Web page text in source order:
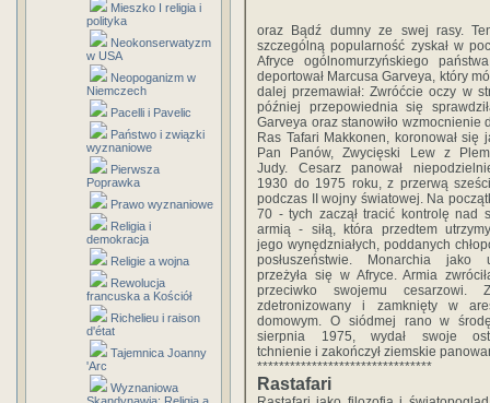
Mieszko I religia i
polityka
Neokonserwatyzm
w USA
Neopoganizm w
Niemczech
Pacelli i Pavelic
Państwo i związki
wyznaniowe
Pierwsza
Poprawka
Prawo wyznaniowe
Religia i
demokracja
Religie a wojna
Rewolucja
francuska a Kościół
Richelieu i raison
d'état
Tajemnica Joanny
'Arc
Wyznaniowa
oraz Bądź dumny ze swej rasy.
szczególną popularność zyskał w
Afryce ogólnomurzyńskiego
deportował Marcusa Garveya, który
dalej przemawiał: Zwróćcie oczy w
później przepowiednia się
Garveya oraz stanowiło
Ras Tafari Makkonen, koronował
Pan Panów, Zwycięski Lew z
Judy. Cesarz panował
1930 do 1975 roku, z przerwą
podczas II wojny światowej. Na
70 - tych zaczął tracić kontrolę nad
armią - siłą, która przedtem
jego wynędzniałych, poddanych
posłuszeństwie. Monarchia jako
przeżyła się w Afryce. Armia
przeciwko swojemu cesarzowi.
zdetronizowany i zamknięty w
domowym. O siódmej rano w
sierpnia 1975, wydał swoje
tchnienie i zakończył ziemskie
********************************
Rastafari